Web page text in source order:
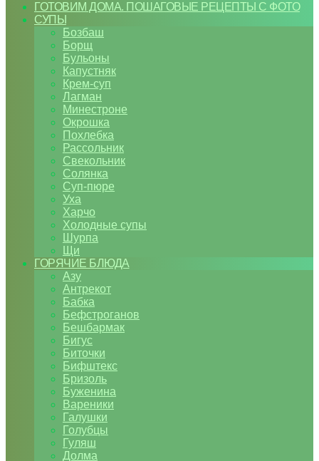
ГОТОВИМ ДОМА. ПОШАГОВЫЕ РЕЦЕПТЫ С ФОТО
СУПЫ
Бозбаш
Борщ
Бульоны
Капустняк
Крем-суп
Лагман
Минестроне
Окрошка
Похлебка
Рассольник
Свекольник
Солянка
Суп-пюре
Уха
Харчо
Холодные супы
Шурпа
Щи
ГОРЯЧИЕ БЛЮДА
Азу
Антрекот
Бабка
Бефстроганов
Бешбармак
Бигус
Биточки
Бифштекс
Бризоль
Буженина
Вареники
Галушки
Голубцы
Гуляш
Долма